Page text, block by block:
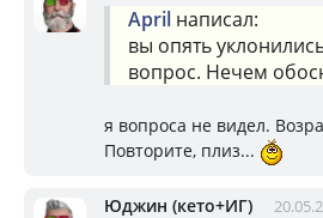
April написал:
вы опять
вопрос. Нечем
я вопроса не видел.
Повторите, плиз...
Юджин (кето+ИГ)